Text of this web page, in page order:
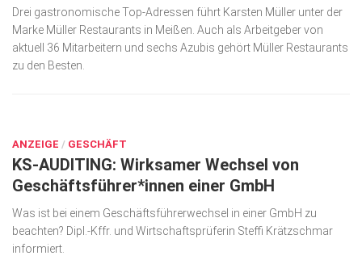
SACHSEN IN PARIS
Drei gastronomische Top-Adressen führt Karsten Müller unter der
Marke Müller Restaurants in Meißen. Auch als Arbeitgeber von
aktuell 36 Mitarbeitern und sechs Azubis gehört Müller Restaurants
zu den Besten.
ANZEIGE / GESCHÄFT
KS-AUDITING: Wirksamer Wechsel von
Geschäftsführer*innen einer GmbH
Was ist bei einem Geschäftsführerwechsel in einer GmbH zu
beachten? Dipl.-Kffr. und Wirtschafts­prüferin Steffi Krätzschmar
informiert.